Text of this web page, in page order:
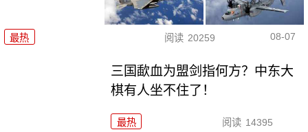
最热 阅读 20259 08-07
三国歃血为盟剑指何方？中东大
棋有人坐不住了！
最热 阅读 14395